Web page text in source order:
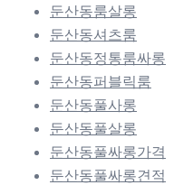
둔산동룸살롱
둔산동셔츠룸
둔산동정통룸싸롱
둔산동퍼블릭룸
둔산동풀사롱
둔산동풀살롱
둔산동풀싸롱가격
둔산동풀싸롱견적